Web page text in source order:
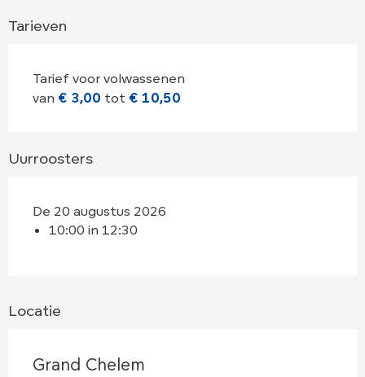
Tarieven
Tarief voor volwassenen
van € 3,00 tot € 10,50
Uurroosters
De 20 augustus 2026
10:00 in 12:30
Locatie
Grand Chelem